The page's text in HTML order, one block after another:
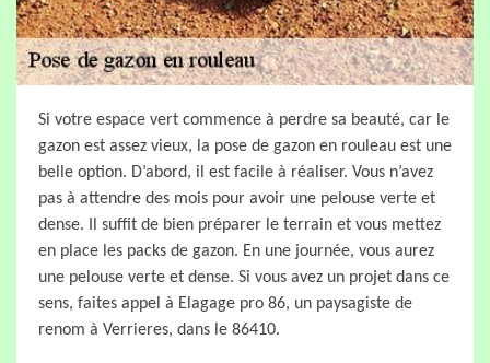
Si votre espace vert commence à perdre sa beauté, car le
gazon est assez vieux, la pose de gazon en rouleau est une
belle option. D’abord, il est facile à réaliser. Vous n’avez
pas à attendre des mois pour avoir une pelouse verte et
dense. Il suffit de bien préparer le terrain et vous mettez
en place les packs de gazon. En une journée, vous aurez
une pelouse verte et dense. Si vous avez un projet dans ce
sens, faites appel à Elagage pro 86, un paysagiste de
renom à Verrieres, dans le 86410.